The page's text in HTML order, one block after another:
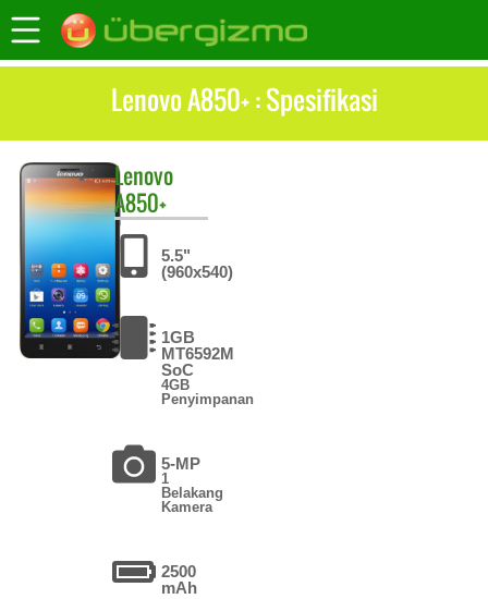
Lenovo A850+ : Spesifikasi
Lenovo
A850+
5.5"
(960x540)
1GB
MT6592M
SoC
4GB
Penyimpanan
5-MP
1
Belakang
Kamera
2500
mAh